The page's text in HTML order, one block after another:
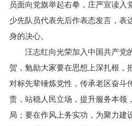
员面向党旗举起右拳，庄严宣读入
少先队员代表先后作表态发言，表
身的决心。
汪志红向光荣加入中国共产党
贺，勉励大家要在思想上深扎根，
对标先辈锤炼党性，传承老区奋斗
责，站稳人民立场，提升服务本领
局；要在作风上务实功，为聚力建